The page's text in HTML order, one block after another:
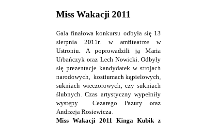
Miss Wakacji 2011
Gala finałowa konkursu odbyła się 13
sierpnia 2011r. w amfiteatrze w
Ustroniu. A poprowadzili ją Maria
Urbańczyk oraz Lech Nowicki. Odbyły
się prezentacje kandydatek w strojach
narodowych, kostiumach kąpielowych,
sukniach wieczorowych, czy sukniach
ślubnych. Czas artystyczny wypełniły
występy Cezarego Pazury oraz
Andrzeja Rosiewicza.
Miss Wakacji 2011 Kinga Kubik z